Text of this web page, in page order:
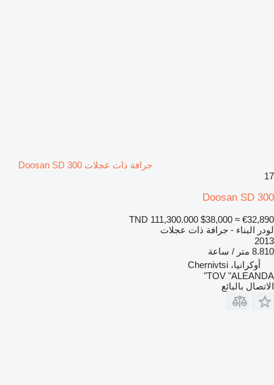
جرافة ذات عجلات Doosan SD 300
17
Doosan SD 300
TND 111,300.000 $38,000 ≈ €32,890
لودر البناء - جرافة ذات عجلات
2013
8.810 متر / ساعة
أوكرانيا، Chernivtsi
TOV "ALEANDA"
الاتصال بالبائع